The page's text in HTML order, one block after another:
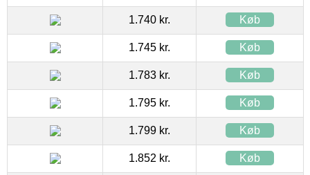
1.740 kr. Køb
1.745 kr. Køb
1.783 kr. Køb
1.795 kr. Køb
1.799 kr. Køb
1.852 kr. Køb